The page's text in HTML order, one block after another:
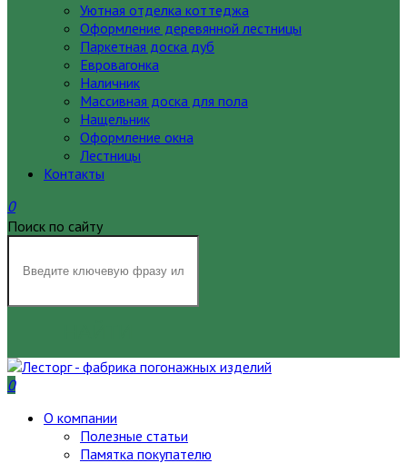
Уютная отделка коттеджа
Оформление деревянной лестницы
Паркетная доска дуб
Евровагонка
Наличник
Массивная доска для пола
Нащельник
Оформление окна
Лестницы
Контакты
0
Поиск по сайту
0
О компании
Полезные статьи
Памятка покупателю